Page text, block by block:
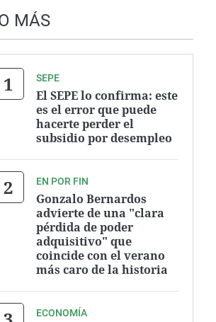
MÁS
SEPE
El SEPE lo confirma: este
es el error que puede
hacerte perder el
subsidio por desempleo
EN POR FIN
Gonzalo Bernardos
advierte de una "clara
pérdida de poder
adquisitivo" que
coincide con el verano
más caro de la historia
ECONOMÍA